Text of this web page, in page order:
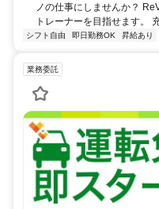
ノの仕事にしませんか？
トレーナーを目指せます。
シフト自由 即日勤務OK 昇給あり
業務委託